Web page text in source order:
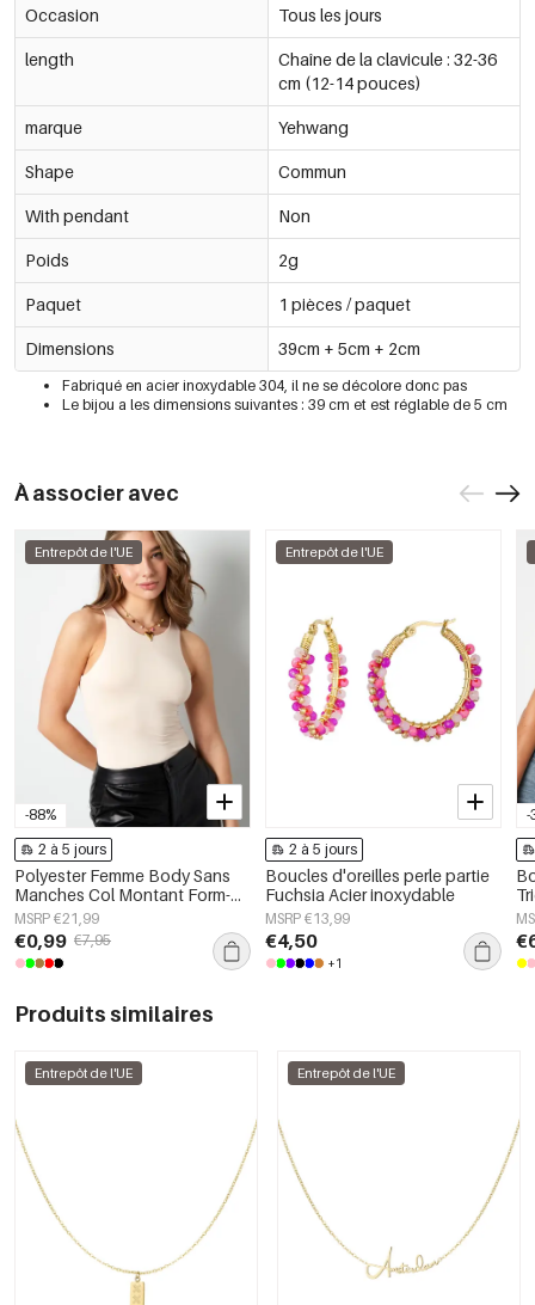
Occasion Tous les jours
length
Chaîne de la clavicule : 32-36
cm (12-14 pouces)
marque Yehwang
Shape Commun
With pendant Non
Poids 2g
Paquet 1 pièces / paquet
Dimensions 39cm + 5cm + 2cm
Fabriqué en acier inoxydable 304, il ne se décolore donc pas
Le bijou a les dimensions suivantes : 39 cm et est réglable de 5 cm
À associer avec
-88%
Entrepôt de l'UE
2 à 5 jours
Polyester Femme Body Sans
Manches Col Montant Form-
Fitting
MSRP €21,99
€0,99 €7,95
Entrepôt de l'UE
2 à 5 jours
Boucles d'oreilles perle partie
Fuchsia Acier inoxydable
MSRP €13,99
€4,50
+1
-
Produits similaires
Entrepôt de l'UE Entrepôt de l'UE